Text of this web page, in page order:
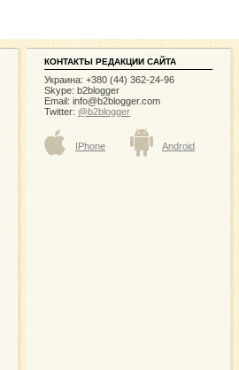
КОНТАКТЫ РЕДАКЦИИ САЙТА
Украина: +380 (44) 362-24-96
Skype: b2blogger
Email: info@b2blogger.com
Twitter: @b2blogger
IPhone Android